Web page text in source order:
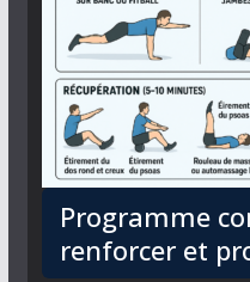
Programme
renforcer et